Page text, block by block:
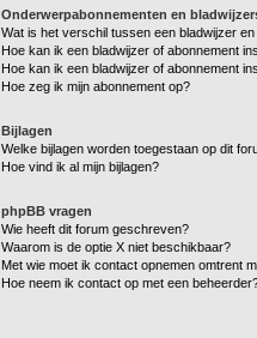
Onderwerpabonnementen en
Wat is het verschil tussen een bladwijzer
Hoe kan ik een bladwijzer of abonnement
Hoe kan ik een bladwijzer of abonnement
Hoe zeg ik mijn abonnement op?
Bijlagen
Welke bijlagen worden toegestaan op dit
Hoe vind ik al mijn bijlagen?
phpBB vragen
Wie heeft dit forum geschreven?
Waarom is de optie X niet beschikbaar?
Met wie moet ik contact opnemen omtrent
Hoe neem ik contact op met een